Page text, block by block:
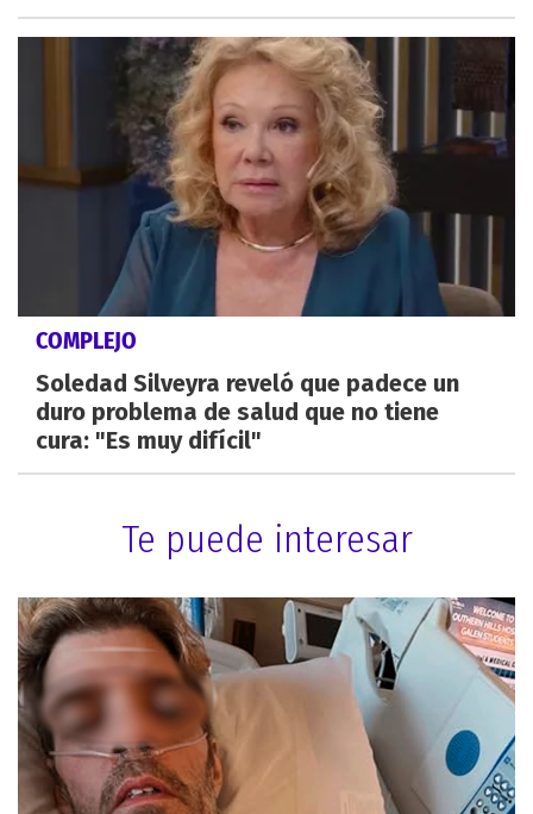
COMPLEJO
Soledad Silveyra reveló que padece un
duro problema de salud que no tiene
cura: "Es muy difícil"
Te puede interesar